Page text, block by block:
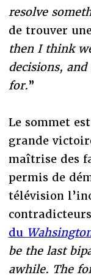
resolve
de trouver
then I think
decisions,
for.”
Le sommet
grande
maîtrise des
permis de
télévision
du
be the last
awhile. The